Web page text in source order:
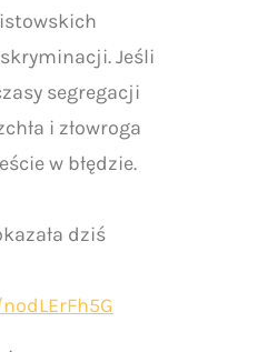
Jeśli
segregacji
i złowroga
w błędzie.
dziś